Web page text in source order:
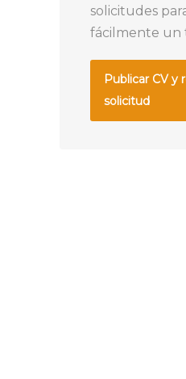
solicitudes
fácilmente un
Publicar CV y
solicitud